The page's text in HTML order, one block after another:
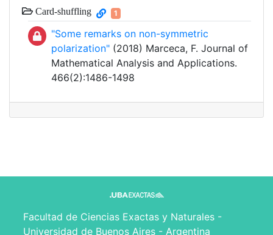
Card-shuffling 1
"Some remarks on non-symmetric
polarization" (2018) Marceca, F. Journal of
Mathematical Analysis and Applications.
466(2):1486-1498
Facultad de Ciencias Exactas y Naturales -
Universidad de Buenos Aires - Argentina